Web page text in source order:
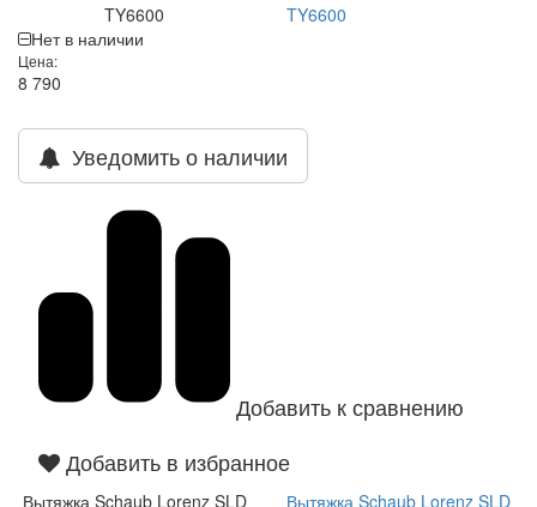
TY6600
TY6600
Нет в наличии
Цена:
8 790
Уведомить о наличии
Добавить к сравнению
Добавить в избранное
Вытяжка Schaub Lorenz SLD
Вытяжка Schaub Lorenz SLD